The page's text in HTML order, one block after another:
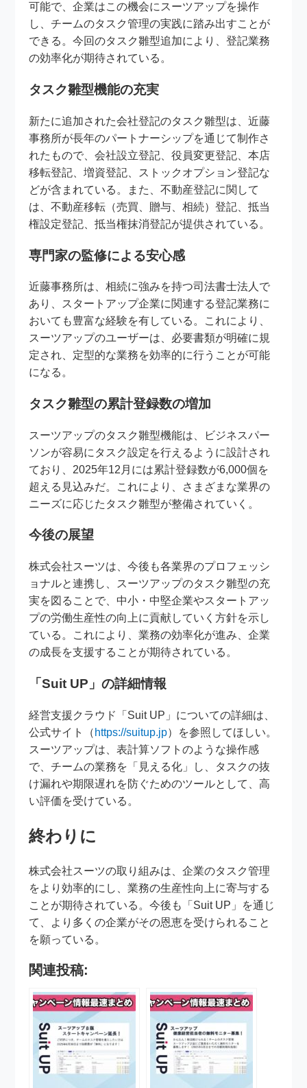
可能で、企業はこの機会にスーツアップを操作
し、チームのタスク管理の実践に踏み出すことが
できる。今回のタスク雛型追加により、登記業務
の効率化が期待されている。
タスク雛型機能の充実
新たに追加された会社登記のタスク雛型は、近藤
事務所が長年のパートナーシップを通じて制作さ
れたもので、会社設立登記、役員変更登記、本店
移転登記、増資登記、ストックオプション登記な
どが含まれている。また、不動産登記に関して
は、不動産移転（売買、贈与、相続）登記、抵当
権設定登記、抵当権抹消登記が提供されている。
専門家の監修による安心感
近藤事務所は、相続に強みを持つ司法書士法人で
あり、スタートアップ企業に関連する登記業務に
おいても豊富な経験を有している。これにより、
スーツアップのユーザーは、必要書類が明確に規
定され、定型的な業務を効率的に行うことが可能
になる。
タスク雛型の累計登録数の増加
スーツアップのタスク雛型機能は、ビジネスパー
ソンが容易にタスク設定を行えるように設計され
ており、2025年12月には累計登録数が6,000個を
超える見込みだ。これにより、さまざまな業界の
ニーズに応じたタスク雛型が整備されていく。
今後の展望
株式会社スーツは、今後も各業界のプロフェッシ
ョナルと連携し、スーツアップのタスク雛型の充
実を図ることで、中小・中堅企業やスタートアッ
プの労働生産性の向上に貢献していく方針を示し
ている。これにより、業務の効率化が進み、企業
の成長を支援することが期待されている。
「Suit UP」の詳細情報
経営支援クラウド「Suit UP」についての詳細は、
公式サイト（ https://suitup.jp）を参照してほしい。
スーツアップは、表計算ソフトのような操作感
で、チームの業務を「見える化」し、タスクの抜
け漏れや期限遅れを防ぐためのツールとして、高
い評価を受けている。
終わりに
株式会社スーツの取り組みは、企業のタスク管理
をより効率的にし、業務の生産性向上に寄与する
ことが期待されている。今後も「Suit UP」を通じ
て、より多くの企業がその恩恵を受けられること
を願っている。
関連投稿: